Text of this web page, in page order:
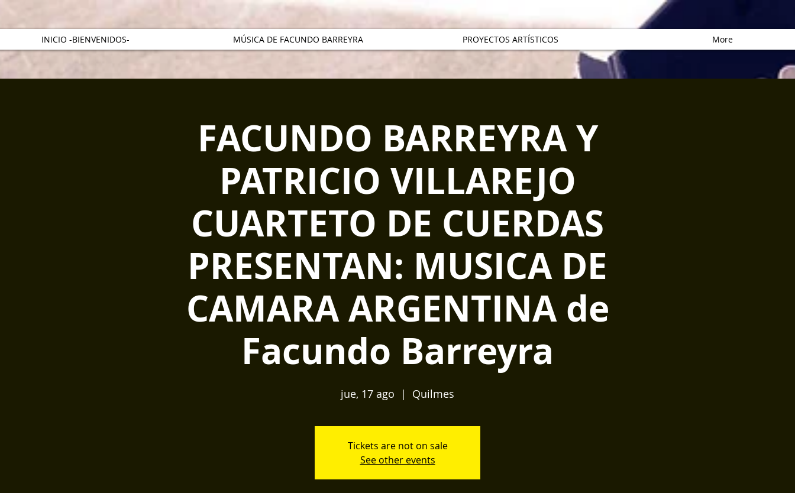
INICIO -BIENVENIDOS- MÚSICA DE FACUNDO BARREYRA PROYECTOS ARTÍSTICOS More
FACUNDO BARREYRA Y
PATRICIO VILLAREJO
CUARTETO DE CUERDAS
PRESENTAN: MUSICA DE
CAMARA ARGENTINA de
Facundo Barreyra
jue, 17 ago
  |
Quilmes
Tickets are not on sale
See other events